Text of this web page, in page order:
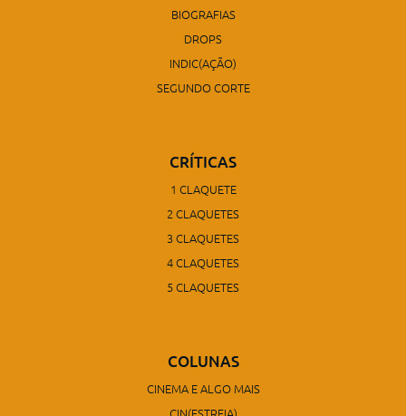
BIOGRAFIAS
DROPS
INDIC(AÇÃO)
SEGUNDO CORTE
CRÍTICAS
1 CLAQUETE
2 CLAQUETES
3 CLAQUETES
4 CLAQUETES
5 CLAQUETES
COLUNAS
CINEMA E ALGO MAIS